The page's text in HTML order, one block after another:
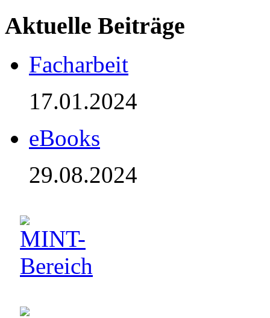
Aktuelle Beiträge
Facharbeit
17.01.2024
eBooks
29.08.2024